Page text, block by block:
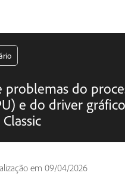
problemas do
e do driver gráfico |
em 09/04/2026